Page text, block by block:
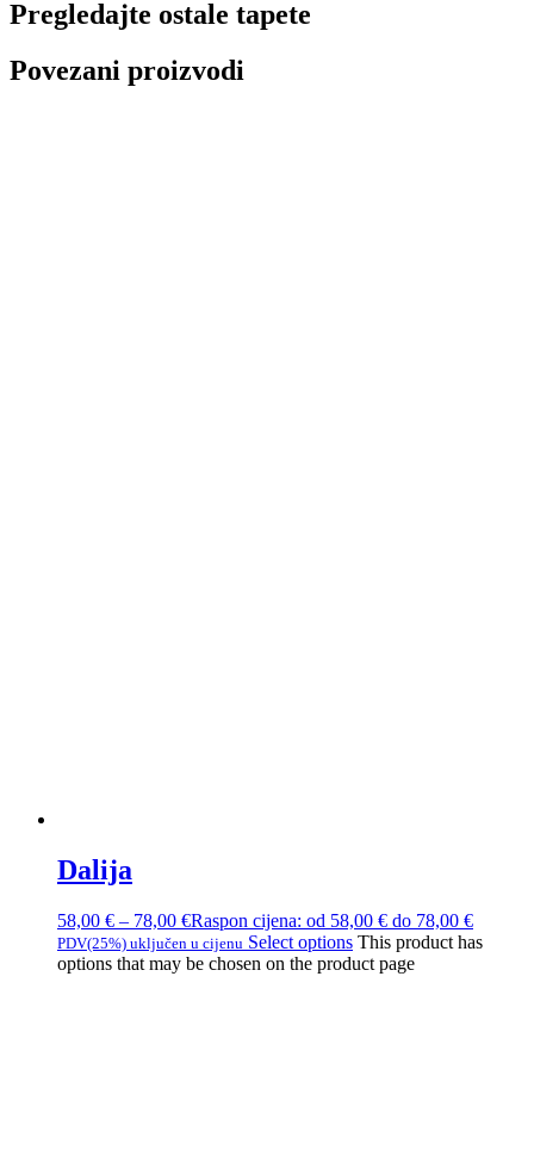
Pregledajte ostale tapete
Povezani proizvodi
Dalija
58,00 € – 78,00 €Raspon cijena: od 58,00 € do 78,00 €
PDV(25%) uključen u cijenu Select options This product has
options that may be chosen on the product page